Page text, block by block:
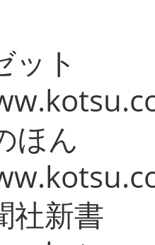
ット
ほん
社新書